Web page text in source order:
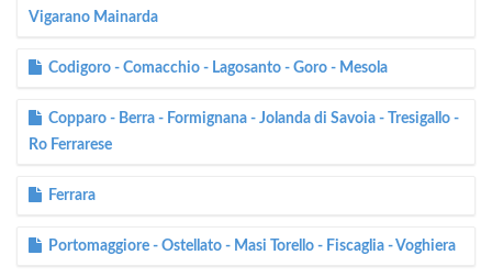
Vigarano Mainarda
Codigoro - Comacchio - Lagosanto - Goro - Mesola
Copparo - Berra - Formignana - Jolanda di Savoia - Tresigallo -
Ro Ferrarese
Ferrara
Portomaggiore - Ostellato - Masi Torello - Fiscaglia - Voghiera